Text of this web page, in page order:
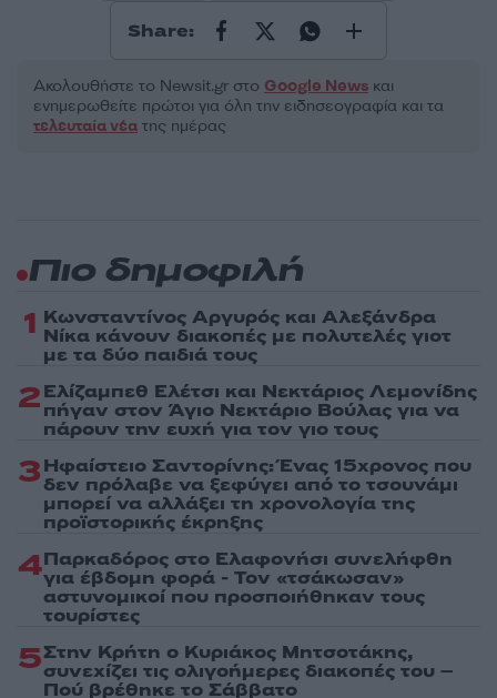
Share:
Ακολουθήστε το Νewsit.gr στο Google News και
ενημερωθείτε πρώτοι για όλη την ειδησεογραφία και τα
τελευταία νέα της ημέρας
Πιο δημοφιλή
1 Κωνσταντίνος Αργυρός και Αλεξάνδρα
Νίκα κάνουν διακοπές με πολυτελές γιοτ
με τα δύο παιδιά τους
2Ελίζαμπεθ Ελέτσι και Νεκτάριος Λεμονίδης
πήγαν στον Άγιο Νεκτάριο Βούλας για να
πάρουν την ευχή για τον γιο τους
3Ηφαίστειο Σαντορίνης: Ένας 15χρονος που
δεν πρόλαβε να ξεφύγει από το τσουνάμι
μπορεί να αλλάξει τη χρονολογία της
προϊστορικής έκρηξης
4Παρκαδόρος στο Ελαφονήσι συνελήφθη
για έβδομη φορά - Τον «τσάκωσαν»
αστυνομικοί που προσποιήθηκαν τους
τουρίστες
5Στην Κρήτη ο Κυριάκος Μητσοτάκης,
συνεχίζει τις ολιγοήμερες διακοπές του –
Πού βρέθηκε το Σάββατο